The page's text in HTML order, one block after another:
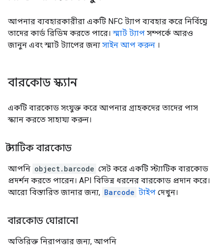
আপনার ব্যবহারকারীরা একটি NFC ট্যাপ ব্যবহার করে নির্বিঘ্নে
তাদের কার্ড রিডিম করতে পারে।স্মার্ট ট্যাপ সম্পর্কে আরও
জানুন এবং স্মার্ট ট্যাপের জন্য সাইন আপ করুন ।
বারকোড স্ক্যান
একটি বারকোড সংযুক্ত করে আপনার গ্রাহকদের তাদের পাস
স্ক্যান করতে সাহায্য করুন।
স্ট্যাটিক বারকোড
আপনি object.barcode সেট করে একটি স্ট্যাটিক বারকোড
প্রদর্শন করতে পারেন। API বিভিন্ন ধরনের বারকোড প্রদান করে।
আরো বিস্তারিত জানার জন্য, Barcode টাইপ দেখুন।
বারকোড ঘোরানো
অতিরিক্ত নিরাপত্তার জন্য, আপনি